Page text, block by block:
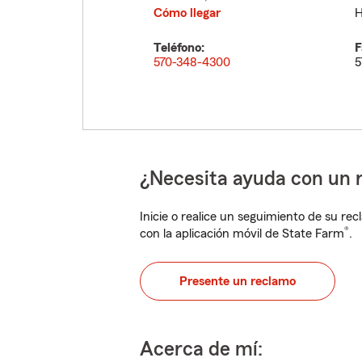
Cómo llegar
Teléfono:
570-348-4300
¿Necesita ayuda con un
Inicie o realice un seguimiento de su
con la aplicación móvil de State Farm®.
Presente un reclamo
Acerca de mí: